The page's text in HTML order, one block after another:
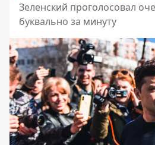
Зеленский проголосовал
буквально за минуту